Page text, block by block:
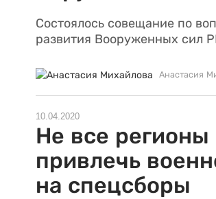
Состоялось совещание по
развития Вооруженных сил
Анастасия
10.04.2020
Не все
привлечь
на спецсборы